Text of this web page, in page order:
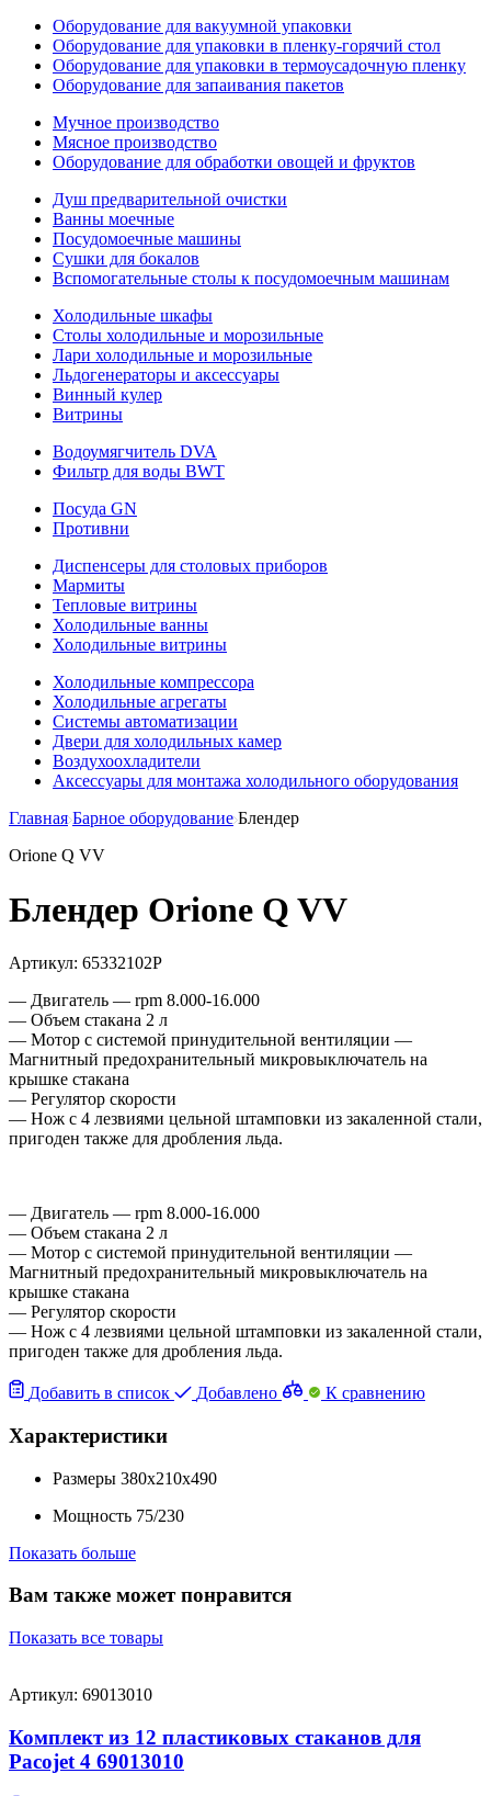
Оборудование для вакуумной упаковки
Оборудование для упаковки в пленку-горячий стол
Оборудование для упаковки в термоусадочную пленку
Оборудование для запаивания пакетов
Мучное производство
Мясное производство
Оборудование для обработки овощей и фруктов
Душ предварительной очистки
Ванны моечные
Посудомоечные машины
Сушки для бокалов
Вспомогательные столы к посудомоечным машинам
Холодильные шкафы
Столы холодильные и морозильные
Лари холодильные и морозильные
Льдогенераторы и аксессуары
Винный кулер
Витрины
Водоумягчитель DVA
Фильтр для воды BWT
Посуда GN
Противни
Диспенсеры для столовых приборов
Мармиты
Тепловые витрины
Холодильные ванны
Холодильные витрины
Холодильные компрессора
Холодильные агрегаты
Системы автоматизации
Двери для холодильных камер
Воздухоохладители
Аксессуары для монтажа холодильного оборудования
Главная Барное оборудование Блендер
Orione Q VV
Блендер Orione Q VV
Артикул: 65332102P
— Двигатель — rpm 8.000-16.000
— Объем стакана 2 л
— Мотор с системой принудительной вентиляции —
Магнитный предохранительный микровыключатель на
крышке стакана
— Регулятор скорости
— Нож с 4 лезвиями цельной штамповки из закаленной стали,
пригоден также для дробления льда.
— Двигатель — rpm 8.000-16.000
— Объем стакана 2 л
— Мотор с системой принудительной вентиляции —
Магнитный предохранительный микровыключатель на
крышке стакана
— Регулятор скорости
— Нож с 4 лезвиями цельной штамповки из закаленной стали,
пригоден также для дробления льда.
Добавить в список Добавлено К сравнению
Характеристики
Размеры 380x210x490
Мощность 75/230
Показать больше
Вам также может понравится
Показать все товары
Артикул: 69013010
Комплект из 12 пластиковых стаканов для
Pacojet 4 69013010